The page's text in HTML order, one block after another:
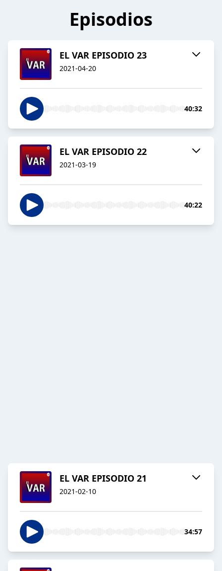
Episodios
EL VAR EPISODIO 23
2021-04-20
40:32
EL VAR EPISODIO 22
2021-03-19
40:22
EL VAR EPISODIO 21
2021-02-10
34:57